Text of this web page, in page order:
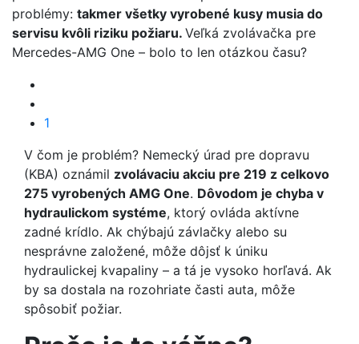
problémy: takmer všetky vyrobené kusy musia do
servisu kvôli riziku požiaru. Veľká zvolávačka pre
Mercedes-AMG One – bolo to len otázkou času?
1
V čom je problém? Nemecký úrad pre dopravu
(KBA) oznámil zvolávaciu akciu pre 219 z celkovo
275 vyrobených AMG One. Dôvodom je chyba v
hydraulickom systéme, ktorý ovláda aktívne
zadné krídlo. Ak chýbajú závlačky alebo su
nesprávne založené, môže dôjsť k úniku
hydraulickej kvapaliny – a tá je vysoko horľavá. Ak
by sa dostala na rozohriate časti auta, môže
spôsobiť požiar.